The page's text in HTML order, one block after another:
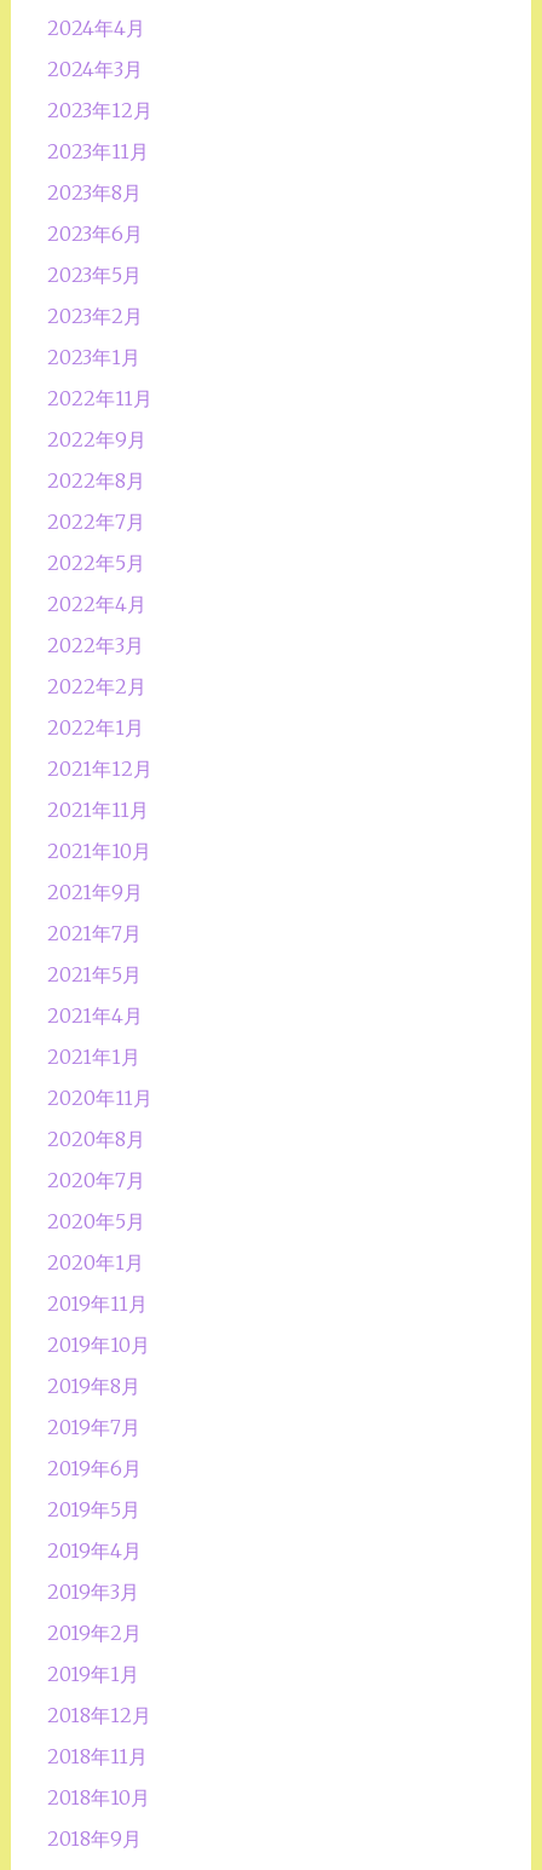
2024年4月
2024年3月
2023年12月
2023年11月
2023年8月
2023年6月
2023年5月
2023年2月
2023年1月
2022年11月
2022年9月
2022年8月
2022年7月
2022年5月
2022年4月
2022年3月
2022年2月
2022年1月
2021年12月
2021年11月
2021年10月
2021年9月
2021年7月
2021年5月
2021年4月
2021年1月
2020年11月
2020年8月
2020年7月
2020年5月
2020年1月
2019年11月
2019年10月
2019年8月
2019年7月
2019年6月
2019年5月
2019年4月
2019年3月
2019年2月
2019年1月
2018年12月
2018年11月
2018年10月
2018年9月